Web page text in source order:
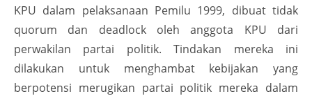
KPU dalam pelaksanaan Pemilu 1999, dibuat tidak
quorum dan deadlock oleh anggota KPU dari
perwakilan partai politik. Tindakan mereka ini
dilakukan untuk menghambat kebijakan yang
berpotensi merugikan partai politik mereka dalam